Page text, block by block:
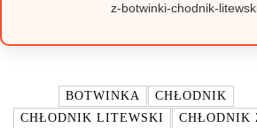
z-botwinki-chodnik-
BOTWINKA
CHŁODNIK
CHŁODNIK LITEWSKI
CHŁODNIK